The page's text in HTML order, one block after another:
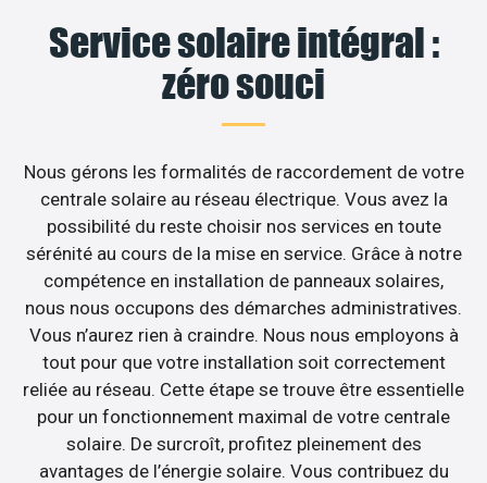
Service solaire intégral :
zéro souci
Nous gérons les formalités de raccordement de votre
centrale solaire au réseau électrique. Vous avez la
possibilité du reste choisir nos services en toute
sérénité au cours de la mise en service. Grâce à notre
compétence en installation de panneaux solaires,
nous nous occupons des démarches administratives.
Vous n’aurez rien à craindre. Nous nous employons à
tout pour que votre installation soit correctement
reliée au réseau. Cette étape se trouve être essentielle
pour un fonctionnement maximal de votre centrale
solaire. De surcroît, profitez pleinement des
avantages de l’énergie solaire. Vous contribuez du